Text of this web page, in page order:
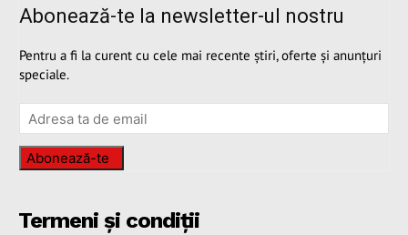
Abonează-te la newsletter-ul nostru
Pentru a fi la curent cu cele mai recente știri, oferte și anunțuri
speciale.
Abonează-te
Termeni și condiții